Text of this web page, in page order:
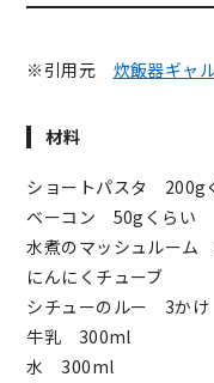
※引用元 炊飯器ギャ
材料
ショートパスタ 200g
ベーコン 50gくらい
水煮のマッシュルーム
にんにくチューブ
シチューのルー 3かけ
牛乳 300ml
水 300ml